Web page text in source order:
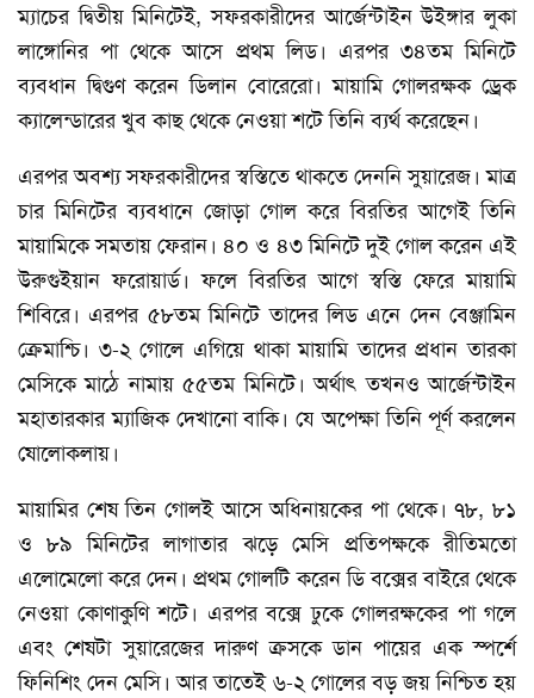
ম্যাচের দ্বিতীয় মিনিটেই, সফরকারীদের আর্জেন্টাইন উইঙ্গার লুকা
লাঙ্গোনির পা থেকে আসে প্রথম লিড। এরপর ৩৪তম মিনিটে
ব্যবধান দ্বিগুণ করেন ডিলান বোরেরো। মায়ামি গোলরক্ষক ড্রেক
ক্যালেন্ডারের খুব কাছ থেকে নেওয়া শটে তিনি ব্যর্থ করেছেন।
এরপর অবশ্য সফরকারীদের স্বস্তিতে থাকতে দেননি সুয়ারেজ। মাত্র
চার মিনিটের ব্যবধানে জোড়া গোল করে বিরতির আগেই তিনি
মায়ামিকে সমতায় ফেরান। ৪০ ও ৪৩ মিনিটে দুই গোল করেন এই
উরুগুইয়ান ফরোয়ার্ড। ফলে বিরতির আগে স্বস্তি ফেরে মায়ামি
শিবিরে। এরপর ৫৮তম মিনিটে তাদের লিড এনে দেন বেঞ্জামিন
ক্রেমাশ্চি। ৩-২ গোলে এগিয়ে থাকা মায়ামি তাদের প্রধান তারকা
মেসিকে মাঠে নামায় ৫৫তম মিনিটে। অর্থাৎ তখনও আর্জেন্টাইন
মহাতারকার ম্যাজিক দেখানো বাকি। যে অপেক্ষা তিনি পূর্ণ করলেন
ষোলোকলায়।
মায়ামির শেষ তিন গোলই আসে অধিনায়কের পা থেকে। ৭৮, ৮১
ও ৮৯ মিনিটের লাগাতার ঝড়ে মেসি প্রতিপক্ষকে রীতিমতো
এলোমেলো করে দেন। প্রথম গোলটি করেন ডি বক্সের বাইরে থেকে
নেওয়া কোণাকুণি শটে। এরপর বক্সে ঢুকে গোলরক্ষকের পা গলে
এবং শেষটা সুয়ারেজের দারুণ ক্রসকে ডান পায়ের এক স্পর্শে
ফিনিশিং দেন মেসি। আর তাতেই ৬-২ গোলের বড় জয় নিশ্চিত হয়